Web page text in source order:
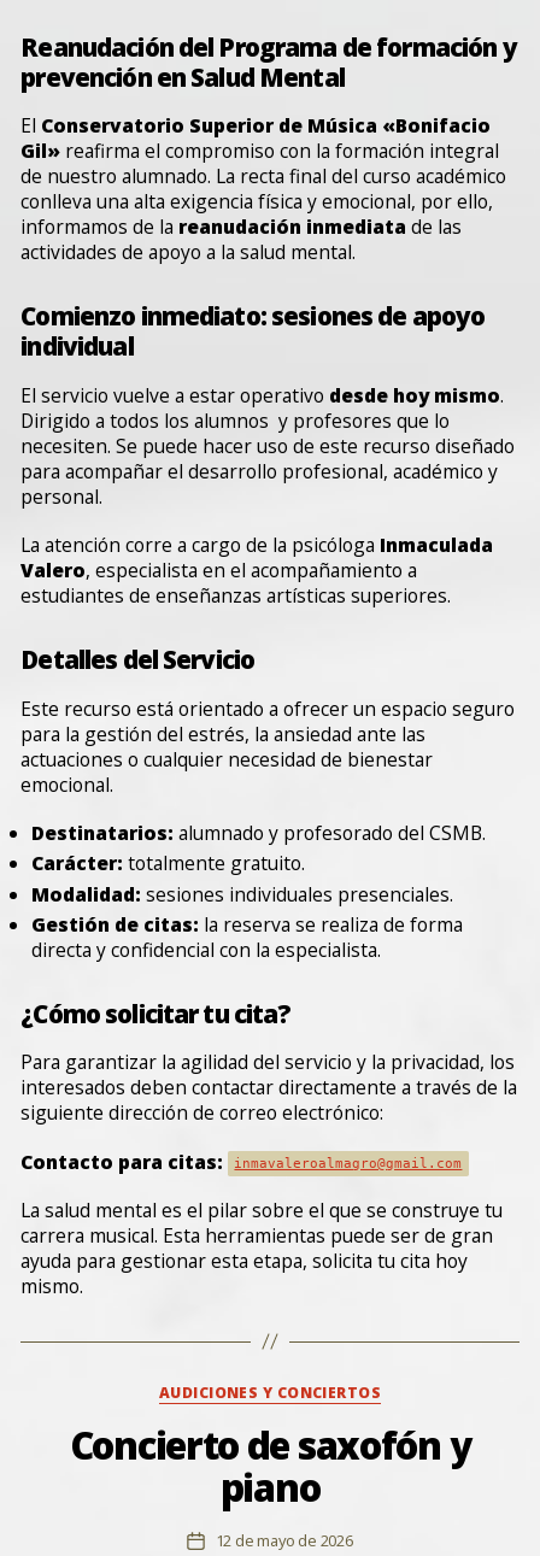
Reanudación del Programa de formación y
prevención en Salud Mental
El Conservatorio Superior de Música «Bonifacio
Gil» reafirma el compromiso con la formación integral
de nuestro alumnado. La recta final del curso académico
conlleva una alta exigencia física y emocional, por ello,
informamos de la reanudación inmediata de las
actividades de apoyo a la salud mental.
Comienzo inmediato: sesiones de apoyo
individual
El servicio vuelve a estar operativo desde hoy mismo.
Dirigido a todos los alumnos y profesores que lo
necesiten. Se puede hacer uso de este recurso diseñado
para acompañar el desarrollo profesional, académico y
personal.
La atención corre a cargo de la psicóloga Inmaculada
Valero, especialista en el acompañamiento a
estudiantes de enseñanzas artísticas superiores.
Detalles del Servicio
Este recurso está orientado a ofrecer un espacio seguro
para la gestión del estrés, la ansiedad ante las
actuaciones o cualquier necesidad de bienestar
emocional.
Destinatarios: alumnado y profesorado del CSMB.
Carácter: totalmente gratuito.
Modalidad: sesiones individuales presenciales.
Gestión de citas: la reserva se realiza de forma
directa y confidencial con la especialista.
¿Cómo solicitar tu cita?
Para garantizar la agilidad del servicio y la privacidad, los
interesados deben contactar directamente a través de la
siguiente dirección de correo electrónico:
Contacto para citas:
inmavaleroalmagro@gmail.com
La salud mental es el pilar sobre el que se construye tu
carrera musical. Esta herramientas puede ser de gran
ayuda para gestionar esta etapa, solicita tu cita hoy
mismo.
Categorías
AUDICIONES Y CONCIERTOS
Concierto de saxofón y
piano
Fecha12 de mayo de 2026